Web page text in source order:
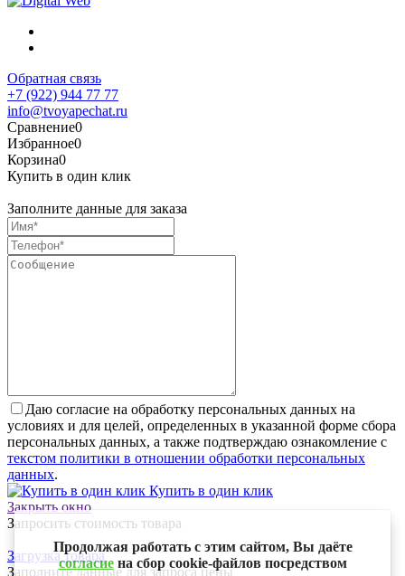
Обратная связь
+7 (922) 944 77 77
info@tvoyapechat.ru
Сравнение0
Избранное0
Корзина0
Купить в один клик
Заполните данные для заказа
Даю согласие на обработку персональных данных на
условиях и для целей, определенных в указанной форме сбора
персональных данных, а также подтверждаю ознакомление с
текстом политики в отношении обработки персональных
данных.
Купить в один клик
Закрыть окно
Запросить стоимость товара
Загрузка товара
Заполните данные для запроса цены
Продолжая работать с этим сайтом, Вы даёте
согласиена сбор cookie-файлов посредством